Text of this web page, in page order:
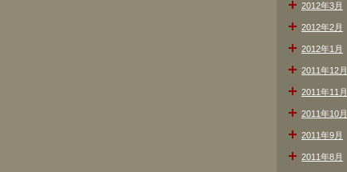
2012年3月
2012年2月
2012年1月
2011年12月
2011年11月
2011年10月
2011年9月
2011年8月